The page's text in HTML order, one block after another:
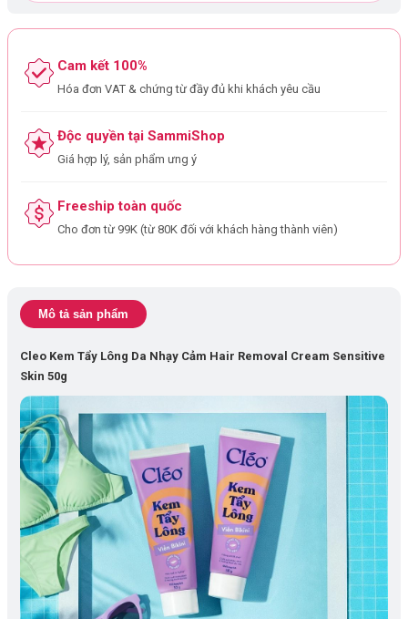
Cam kết 100%
Hóa đơn VAT & chứng từ đầy đủ khi khách yêu cầu
Độc quyền tại SammiShop
Giá hợp lý, sản phẩm ưng ý
Freeship toàn quốc
Cho đơn từ 99K (từ 80K đối với khách hàng thành viên)
Mô tả sản phẩm
Cleo Kem Tẩy Lông Da Nhạy Cảm Hair Removal Cream Sensitive
Skin 50g